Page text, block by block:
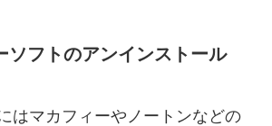
ソフトのアンインストール
はマカフィーやノートンなどの